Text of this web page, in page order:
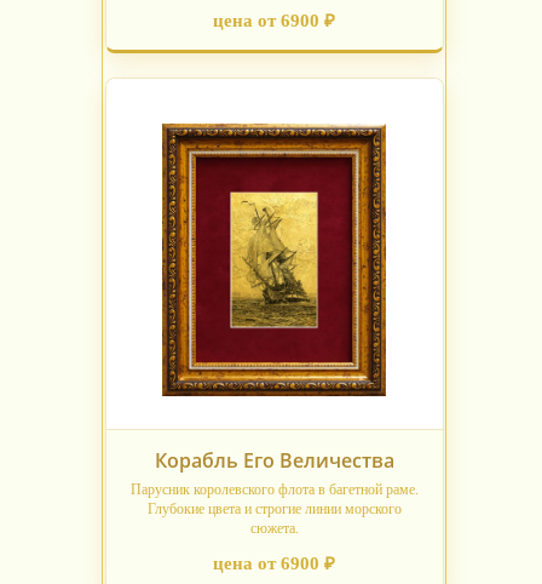
цена от 6900 ₽
Корабль Его Величества
Парусник королевского флота в багетной раме.
Глубокие цвета и строгие линии морского
сюжета.
цена от 6900 ₽